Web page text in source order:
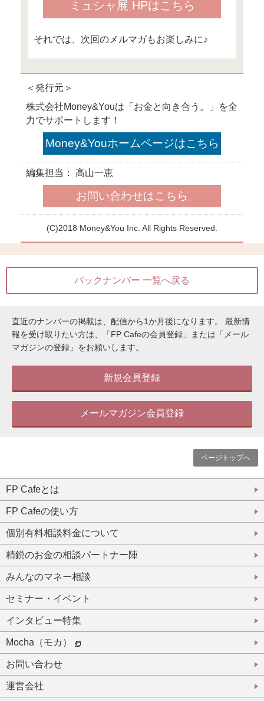
この記事を見
制優遇のおいしいいただき
この記事を見
バックナンバー 一覧へ戻る
直近のナンバーの掲載は、配信から1か月後になります。
最新情
報を受け取りたい方は、「FP Cafeの会員登録」または「メール
マガジンの登録」をお願いします。
新規会員登録
メールマガジン会員登録
ページトップへ
FP Cafeとは
FP Cafeの使い方
個別有料相談料金について
精鋭のお金の相談パートナー陣
みんなのマネー相談
セミナー・イベント
インタビュー特集
Mocha（モカ）
お問い合わせ
運営会社